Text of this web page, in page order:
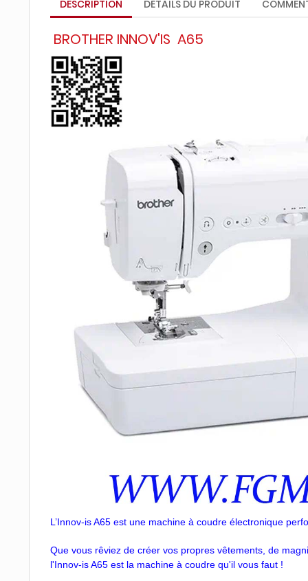
DESCRIPTION DÉTAILS DU PRODUIT
BROTHER INNOV'IS A65
L’Innov-is A65 est une machine à coudre électronique
Que vous rêviez de créer vos propres vêtements, de
l'Innov-is A65 est la machine à coudre qu'il vous faut !